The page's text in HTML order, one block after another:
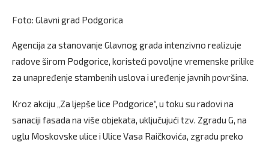
Foto: Glavni grad Podgorica
Agencija za stanovanje Glavnog grada intenzivno realizuje
radove širom Podgorice, koristeći povoljne vremenske prilike
za unapređenje stambenih uslova i uređenje javnih površina.
Kroz akciju „Za ljepše lice Podgorice“, u toku su radovi na
sanaciji fasada na više objekata, uključujući tzv. Zgradu G, na
uglu Moskovske ulice i Ulice Vasa Raičkovića, zgradu preko